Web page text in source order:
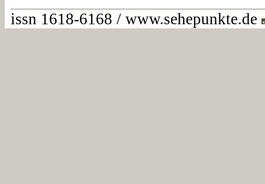
issn 1618-6168 / www.sehepunkte.de